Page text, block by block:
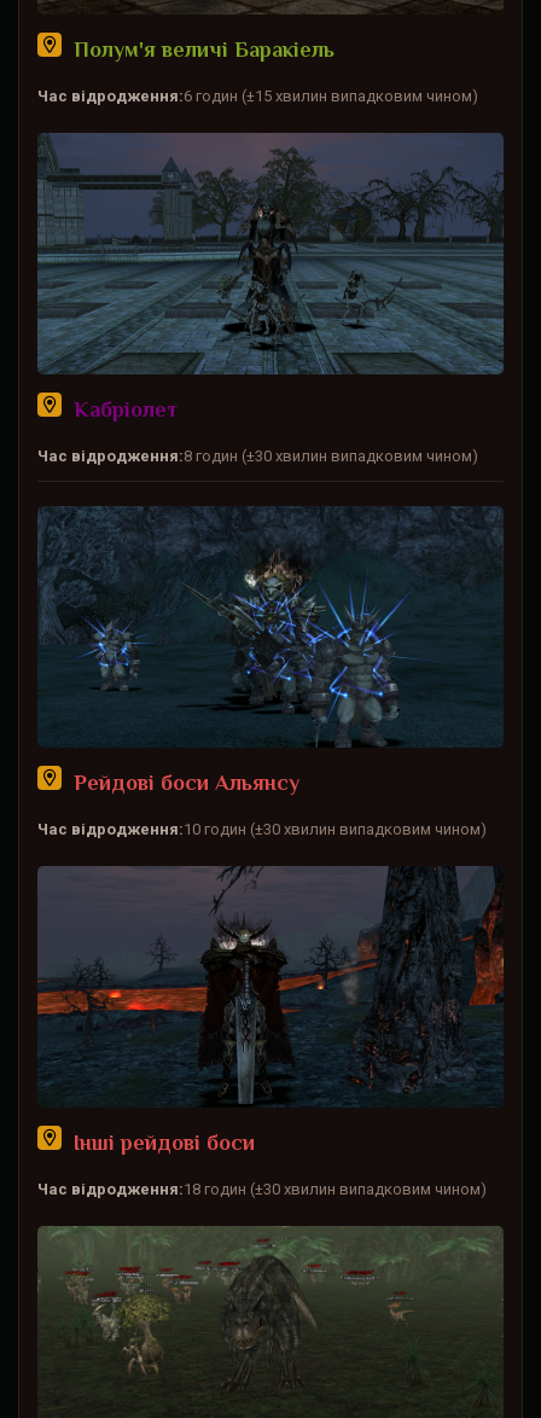
Полум'я величі Баракіель
Час відродження:6 годин (±15 хвилин випадковим чином)
Кабріолет
Час відродження:8 годин (±30 хвилин випадковим чином)
Рейдові боси Альянсу
Час відродження:10 годин (±30 хвилин випадковим чином)
Інші рейдові боси
Час відродження:18 годин (±30 хвилин випадковим чином)